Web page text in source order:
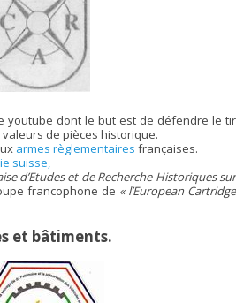
youtube dont le but est de défendre le tir
de pièces historique.
armes règlementaires françaises.
suisse,
d’Etudes et de Recherche Historiques sur
francophone de « l’European Cartridge
et bâtiments.